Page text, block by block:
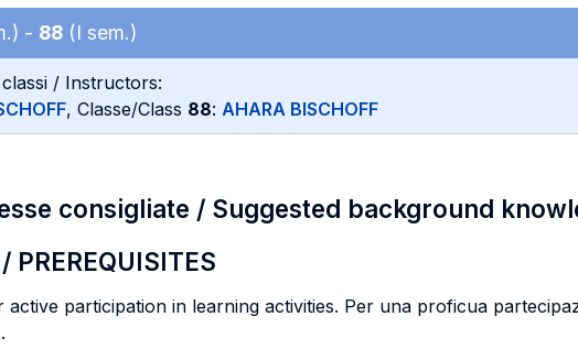
- 88 (I sem.)
/ Instructors:
, Classe/Class 88: AHARA BISCHOFF
consigliate / Suggested background
PREREQUISITES
participation in learning activities. Per una proficua